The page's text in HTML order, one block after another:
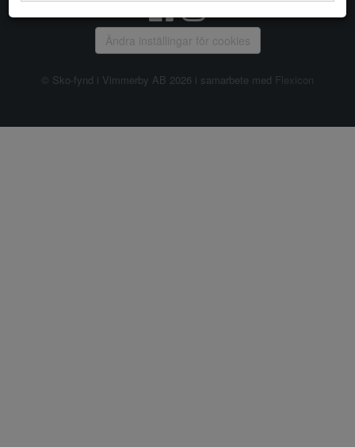
Ändra inställingar för cookies
© Sko-fynd i Vimmerby AB 2026 i samarbete med Flexicon